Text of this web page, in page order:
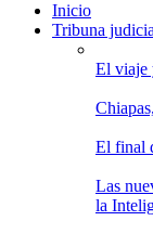
Inicio
Tribuna
El viaje
El final
Las
la